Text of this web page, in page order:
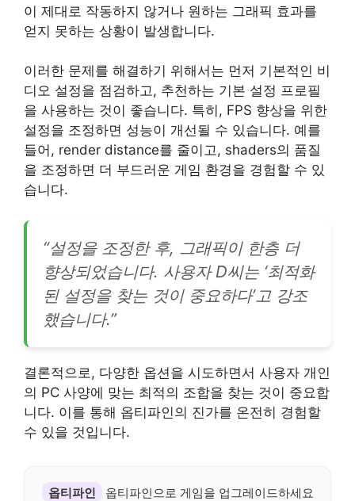
이 제대로 작동하지 않거나 원하는 그래픽 효과를
얻지 못하는 상황이 발생합니다.
이러한 문제를 해결하기 위해서는 먼저 기본적인 비
디오 설정을 점검하고, 추천하는 기본 설정 프로필
을 사용하는 것이 좋습니다. 특히, FPS 향상을 위한
설정을 조정하면 성능이 개선될 수 있습니다. 예를
들어, render distance를 줄이고, shaders의 품질
을 조정하면 더 부드러운 게임 환경을 경험할 수 있
습니다.
“설정을 조정한 후, 그래픽이 한층 더
향상되었습니다. 사용자 D씨는 ‘최적화
된 설정을 찾는 것이 중요하다’고 강조
했습니다.”
결론적으로, 다양한 옵션을 시도하면서 사용자 개인
의 PC 사양에 맞는 최적의 조합을 찾는 것이 중요합
니다. 이를 통해 옵티파인의 진가를 온전히 경험할
수 있을 것입니다.
옵티파인
옵티파인으로 게임을 업그레이드하세요